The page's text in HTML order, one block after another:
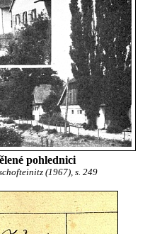
pohlednici
(1967), s. 249